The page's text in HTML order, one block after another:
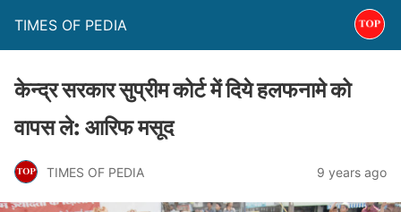
TIMES OF PEDIA
केन्द्र सरकार सुप्रीम कोर्ट में दिये हलफनामे को
वापस ले: आरिफ मसूद
TIMES OF PEDIA 9 years ago